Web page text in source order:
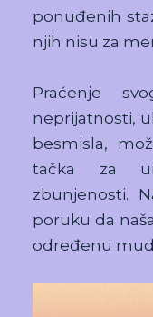
ponuđenih
njih nisu za
Praćenje
neprijatnosti,
besmisla,
tačka za
zbunjenosti.
poruku da
određenu